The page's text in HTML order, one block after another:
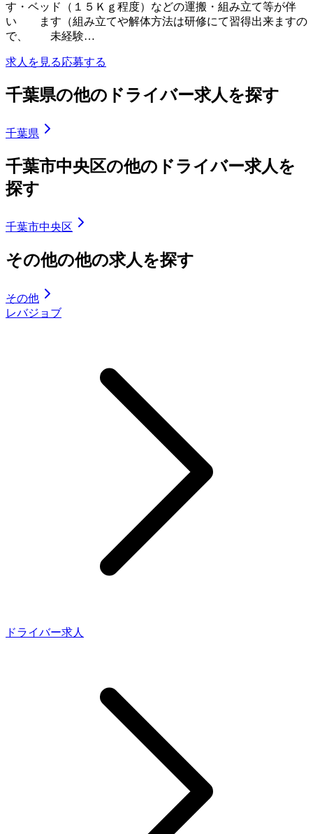
す・ベッド（１５Ｋｇ程度）などの運搬・組み立て等が伴
い ます（組み立てや解体方法は研修にて習得出来ますの
で、 未経験…
求人を見る応募する
千葉県の他のドライバー求人を探す
千葉県
千葉市中央区の他のドライバー求人を
探す
千葉市中央区
その他の他の求人を探す
その他
レバジョブ
ドライバー求人